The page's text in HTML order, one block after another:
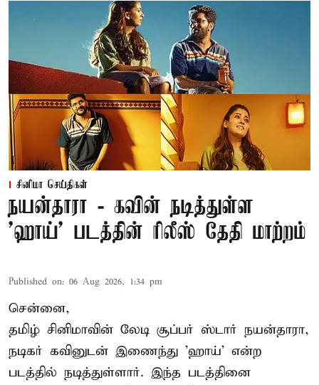
சினிமா செய்திகள்
நயன்தாரா - கவின் நடித்துள்ள
'ஹாய்' படத்தின் ரிலீஸ் தேதி மாற்றம்
Published on: 06 Aug 2026, 1:34 pm
சென்னை,
தமிழ் சினிமாவின் லேடி சூப்பர் ஸ்டார் நயன்தாரா,
நடிகர் கவினுடன் இணைந்து 'ஹாய்' என்ற
படத்தில் நடித்துள்ளார். இந்த படத்தினை